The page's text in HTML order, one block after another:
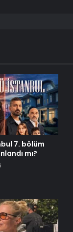
7. bölüm
mı?